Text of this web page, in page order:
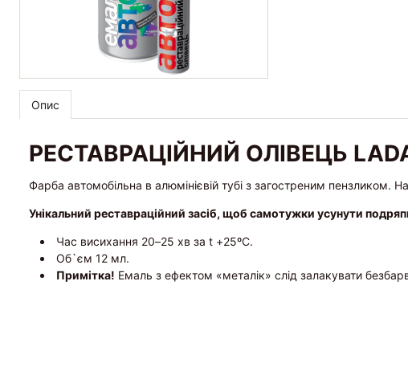
Опис
РЕСТАВРАЦІЙНИЙ ОЛІВЕЦЬ
Фарба автомобільна в алюмінієвій тубі з загостреним пензликом.
Унікальний реставраційний засіб, щоб самотужки усунути
Час висихання 20–25 хв за t +25ºС.
Об`єм 12 мл.
Примітка! Емаль з ефектом «металік» слід залакувати